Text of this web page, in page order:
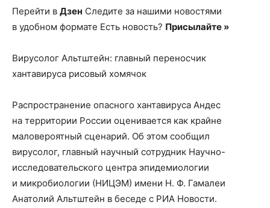
Перейти в Дзен Следите за нашими новостями
в удобном формате Есть новость? Присылайте »
Вирусолог Альтштейн: главный переносчик
хантавируса рисовый хомячок
Распространение опасного хантавируса Андес
на территории России оценивается как крайне
маловероятный сценарий. Об этом сообщил
вирусолог, главный научный сотрудник Научно-
исследовательского центра эпидемиологии
и микробиологии (НИЦЭМ) имени Н. Ф. Гамалеи
Анатолий Альтштейн в беседе с РИА Новости.